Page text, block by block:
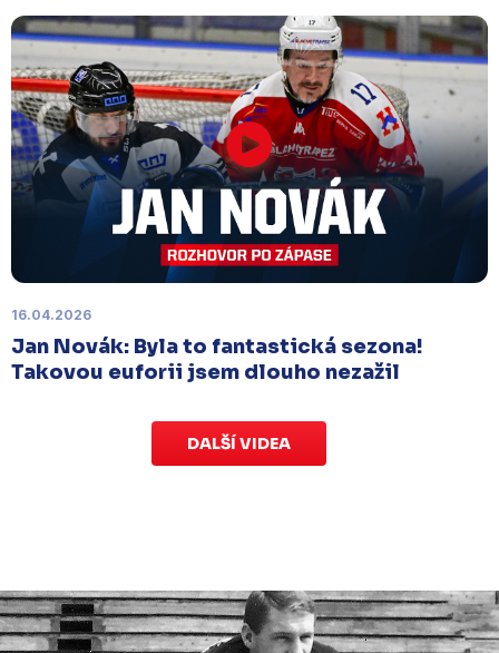
dětem.Charitativní aukce speciálních dresů
končí v neděli 11. ledna ve 20:00.
Náhradní termín 15. kola
Úterý 18. listopadu | Utkání 15. kola proti Ústí nad
Labem, které se mělo původně odehrát 15.
listopadu, bylo z důvodu marodky Slovanu
. Kluby se domluvily na náhradním
termínu, Bruslaři se s Ústím nad Labem utkají doma
v Kotlině ve středu 26. listopadu od 18:00.
16.04.2026
Jan Novák: Byla to fantastická sezona!
Takovou euforii jsem dlouho nezažil
DALŠÍ VIDEA